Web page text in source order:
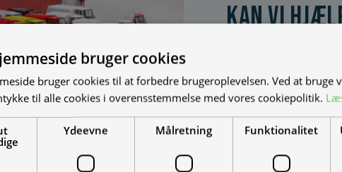
Kan vi
Vi bygger vognene
dine behov. Udfyld
muligheder, priser mm.
bruger cookies
bruger cookies til at forbedre brugeroplevelsen. Ved at bruge
til alle cookies i overensstemmelse med vores cookiepolitik.
Ydeevne Målretning Funktionalitet